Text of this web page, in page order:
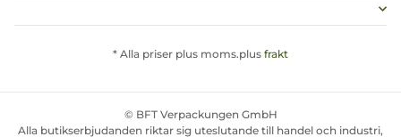
* Alla priser plus moms.plus frakt
© BFT Verpackungen GmbH
Alla butikserbjudanden riktar sig uteslutande till handel och industri,